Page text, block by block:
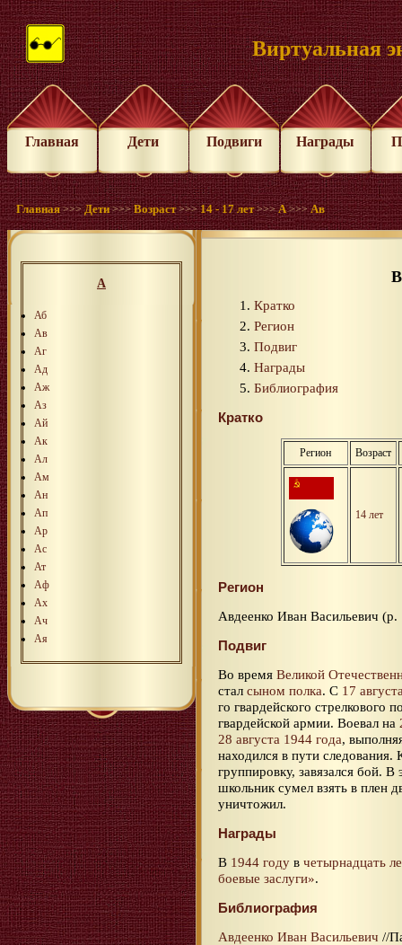
Виртуальная
Главная Дети Подвиги Награды
Главная >>>Дети >>>Возраст >>>14 - 17 лет >>>А >>>Ав
А
Аб
Ав
Аг
Ад
Аж
Аз
Ай
Ак
Ал
Ам
Ан
Ап
Ар
Ас
Ат
Аф
Ах
Ач
Ая
Кратко
Регион
Подвиг
Награды
Библиография
Кратко
Регион Возраст
14 лет
Регион
Авдеенко Иван Васильевич
Подвиг
Во время Великой
стал сыном полка. С 17
го гвардейского стрелкового
гвардейской армии. Воевал на
28 августа 1944 года,
находился в пути
группировку, завязался бой.
школьник сумел взять в плен
уничтожил.
Награды
В 1944 году в четырнадцать
боевые заслуги».
Библиография
Авдеенко Иван Васильевич //